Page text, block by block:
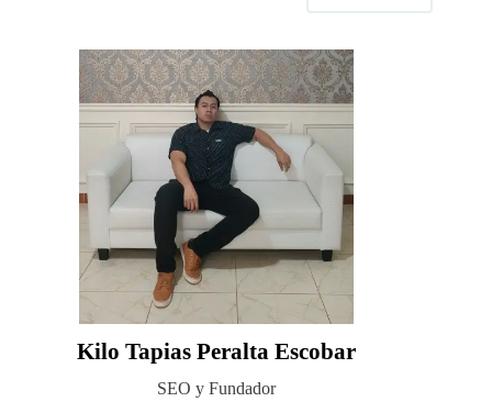
Kilo Tapias Peralta Escobar
SEO y Fundador